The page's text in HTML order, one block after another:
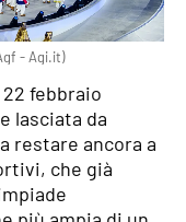
- Agi.it)
febbraio
lasciata da
restare ancora a
che già